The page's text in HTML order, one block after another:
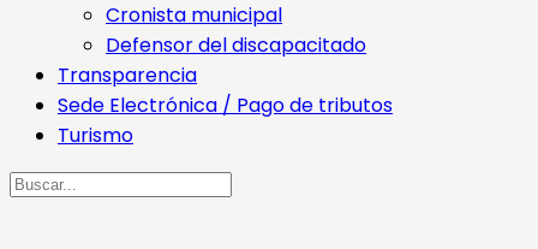
Cronista municipal
Defensor del discapacitado
Transparencia
Sede Electrónica / Pago de tributos
Turismo
Buscar